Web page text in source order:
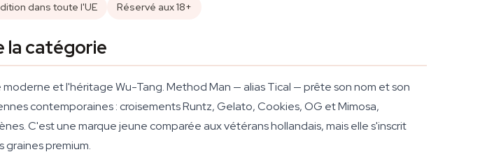
dans toute l'UE Réservé aux 18+
la catégorie
et l'héritage Wu-Tang. Method Man — alias Tical — prête son nom et son
contemporaines : croisements Runtz, Gelato, Cookies, OG et Mimosa,
C'est une marque jeune comparée aux vétérans hollandais, mais elle s'inscrit
premium.